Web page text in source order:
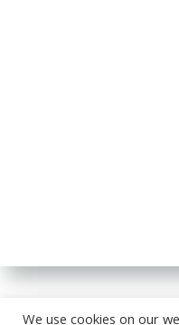
We use cookies on our